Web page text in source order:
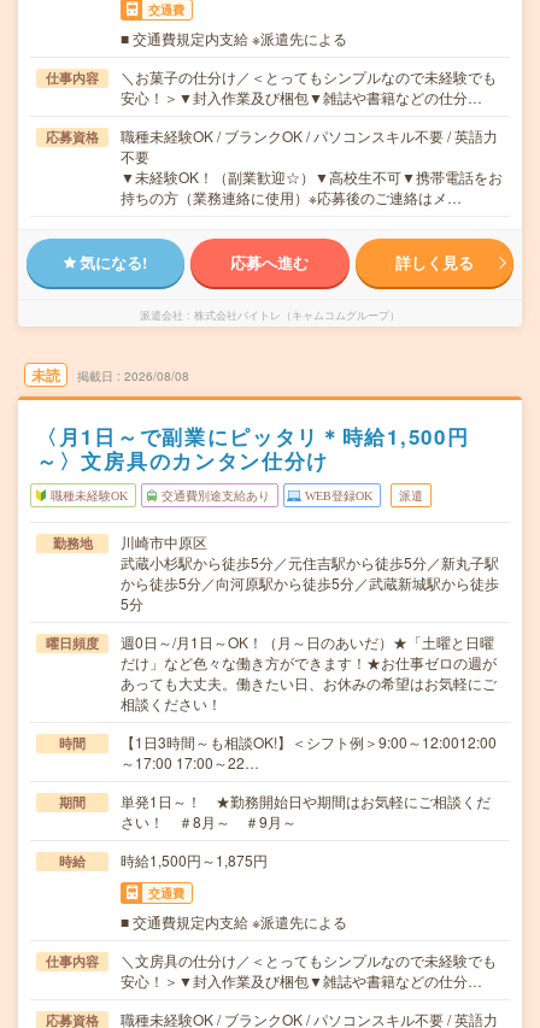
交通費
■ 交通費規定内支給 ※派遣先による
仕事内容
＼お菓子の仕分け／＜とってもシンプルなので未経験でも
安心！＞▼封入作業及び梱包▼雑誌や書籍などの仕分…
応募資格
職種未経験OK / ブランクOK / パソコンスキル不要 / 英語力
不要
▼未経験OK！（副業歓迎☆）▼高校生不可▼携帯電話をお
持ちの方（業務連絡に使用）※応募後のご連絡はメ…
気になる! 応募へ進む 詳しく見る
派遣会社 株式会社バイトレ（キャムコムグループ）
未読 掲載日 2026/08/08
〈月1日～で副業にピッタリ＊時給1,500円
～〉文房具のカンタン仕分け
職種未経験OK 交通費別途支給あり WEB登録OK 派遣
勤務地
川崎市中原区
武蔵小杉駅から徒歩5分／元住吉駅から徒歩5分／新丸子駅
から徒歩5分／向河原駅から徒歩5分／武蔵新城駅から徒歩
5分
曜日頻度
週0日～/月1日～OK！（月～日のあいだ）★「土曜と日曜
だけ」など色々な働き方ができます！★お仕事ゼロの週が
あっても大丈夫。働きたい日、お休みの希望はお気軽にご
相談ください！
時間
【1日3時間～も相談OK!】＜シフト例＞9:00～12:0012:00
～17:00 17:00～22…
期間
単発1日～！ ★勤務開始日や期間はお気軽にご相談くだ
さい！ ＃8月～ ＃9月～
時給 時給1,500円～1,875円
交通費
■ 交通費規定内支給 ※派遣先による
仕事内容
＼文房具の仕分け／＜とってもシンプルなので未経験でも
安心！＞▼封入作業及び梱包▼雑誌や書籍などの仕分…
応募資格
職種未経験OK / ブランクOK / パソコンスキル不要 / 英語力